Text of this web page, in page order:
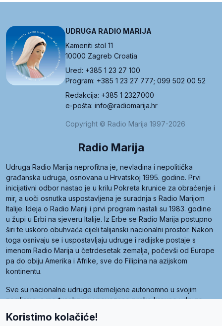
UDRUGA RADIO MARIJA
Kameniti stol 11
10000 Zagreb Croatia
Ured: +385 1 23 27 100
Program: +385 1 23 27 777; 099 502 00 52
Redakcija: +385 1 2327000
e-pošta: info@radiomarija.hr
Copyright © Radio Marija 1997-2026
Radio Marija
Udruga Radio Marija neprofitna je, nevladina i nepolitička
građanska udruga, osnovana u Hrvatskoj 1995. godine. Prvi
inicijativni odbor nastao je u krilu Pokreta krunice za obraćenje i
mir, a uoči osnutka uspostavljena je suradnja s Radio Marijom
Italije. Ideja o Radio Mariji i prvi program nastali su 1983. godine
u župi u Erbi na sjeveru Italije. Iz Erbe se Radio Marija postupno
širi te uskoro obuhvaća cijeli talijanski nacionalni prostor. Nakon
toga osnivaju se i uspostavljaju udruge i radijske postaje s
imenom Radio Marija u četrdesetak zemalja, počevši od Europe
pa do obiju Amerika i Afrike, sve do Filipina na azijskom
kontinentu.
Sve su nacionalne udruge utemeljene autonomno u svojim
zemljama, a međusobna su povezane preko krovne udruge
Radio Maria). Svjetsku obitelj utemeljilo je sedam članica, među
Koristimo kolačiće!